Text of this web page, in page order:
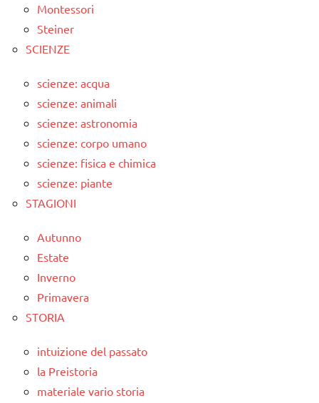
Montessori
Steiner
SCIENZE
scienze: acqua
scienze: animali
scienze: astronomia
scienze: corpo umano
scienze: fisica e chimica
scienze: piante
STAGIONI
Autunno
Estate
Inverno
Primavera
STORIA
intuizione del passato
la Preistoria
materiale vario storia